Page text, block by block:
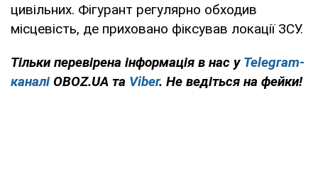
цивільних. Фігурант регулярно обходив
місцевість, де приховано фіксував локації ЗСУ.
Тільки перевірена інформація в нас у Telegram-
каналі OBOZ.UA та Viber. Не ведіться на фейки!